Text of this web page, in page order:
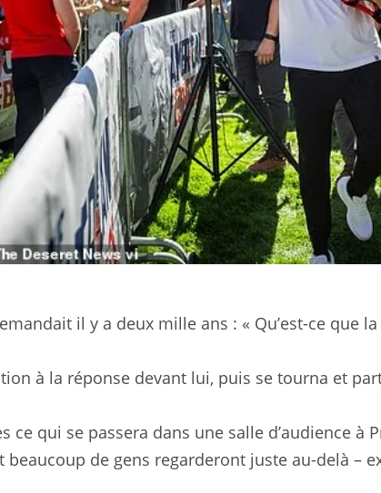
il y a deux mille ans : « Qu’est-ce que
à la réponse devant lui, puis se tourna et
ce qui se passera dans une salle d’audience à
beaucoup de gens regarderont juste au-delà –